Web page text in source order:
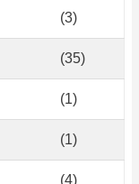
(3)
(35)
(1)
(1)
(4)